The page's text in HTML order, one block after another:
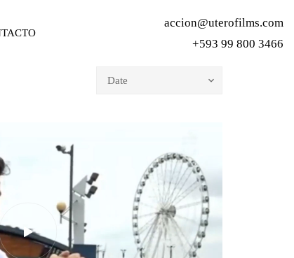
accion@uterofilms.com
+593 99 800 3466
Date